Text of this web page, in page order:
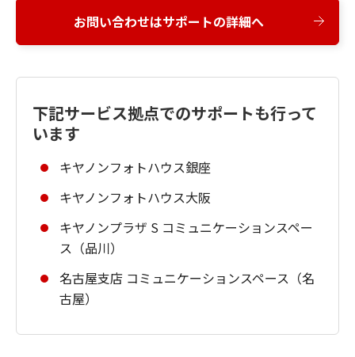
お問い合わせはサポートの詳細へ
下記サービス拠点でのサポートも行って
います
キヤノンフォトハウス銀座
キヤノンフォトハウス大阪
キヤノンプラザ S コミュニケーションスペー
ス（品川）
名古屋支店 コミュニケーションスペース（名
古屋）